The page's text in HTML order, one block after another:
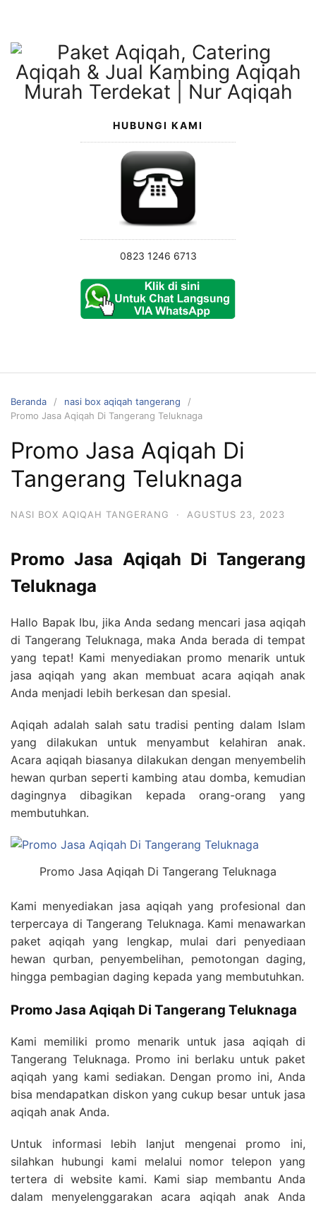
konten
HUBUNGI KAMI
0823 1246 6713
Beranda
nasi box aqiqah tangerang
Promo Jasa Aqiqah Di Tangerang Teluknaga
Promo Jasa Aqiqah Di
Tangerang Teluknaga
NASI BOX AQIQAH TANGERANG · AGUSTUS 23, 2023
Promo Jasa Aqiqah Di Tangerang
Teluknaga
Hallo Bapak Ibu, jika Anda sedang mencari jasa aqiqah
di Tangerang Teluknaga, maka Anda berada di tempat
yang tepat! Kami menyediakan promo menarik untuk
jasa aqiqah yang akan membuat acara aqiqah anak
Anda menjadi lebih berkesan dan spesial.
Aqiqah adalah salah satu tradisi penting dalam Islam
yang dilakukan untuk menyambut kelahiran anak.
Acara aqiqah biasanya dilakukan dengan menyembelih
hewan qurban seperti kambing atau domba, kemudian
dagingnya dibagikan kepada orang-orang yang
membutuhkan.
Promo Jasa Aqiqah Di Tangerang Teluknaga
Kami menyediakan jasa aqiqah yang profesional dan
terpercaya di Tangerang Teluknaga. Kami menawarkan
paket aqiqah yang lengkap, mulai dari penyediaan
hewan qurban, penyembelihan, pemotongan daging,
hingga pembagian daging kepada yang membutuhkan.
Promo Jasa Aqiqah Di Tangerang Teluknaga
Kami memiliki promo menarik untuk jasa aqiqah di
Tangerang Teluknaga. Promo ini berlaku untuk paket
aqiqah yang kami sediakan. Dengan promo ini, Anda
bisa mendapatkan diskon yang cukup besar untuk jasa
aqiqah anak Anda.
Untuk informasi lebih lanjut mengenai promo ini,
silahkan hubungi kami melalui nomor telepon yang
tertera di website kami. Kami siap membantu Anda
dalam menyelenggarakan acara aqiqah anak Anda